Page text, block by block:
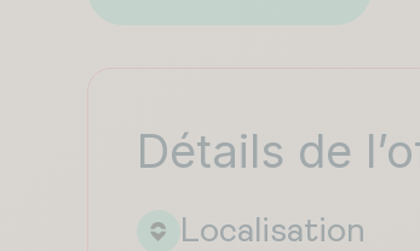
Détails de
Localisation